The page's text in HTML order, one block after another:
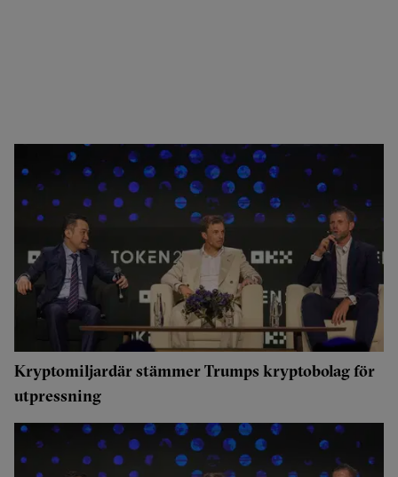
Kryptomiljardär stämmer Trumps kryptobolag för
utpressning